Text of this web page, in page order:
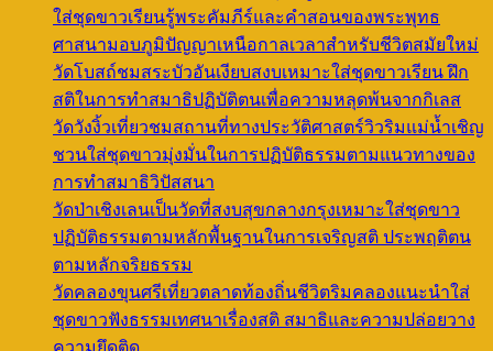
ใส่ชุดขาวเรียนรู้พระคัมภีร์และคำสอนของพระพุทธ
ศาสนามอบภูมิปัญญาเหนือกาลเวลาสำหรับชีวิตสมัยใหม่
วัดโบสถ์ชมสระบัวอันเงียบสงบเหมาะใส่ชุดขาวเรียน ฝึก
สติในการทำสมาธิปฏิบัติตนเพื่อความหลุดพ้นจากกิเลส
วัดวังงิ้วเที่ยวชมสถานที่ทางประวัติศาสตร์วิวริมแม่น้ำเชิญ
ชวนใส่ชุดขาวมุ่งมั่นในการปฏิบัติธรรมตามแนวทางของ
การทำสมาธิวิปัสสนา
วัดป่าเชิงเลนเป็นวัดที่สงบสุขกลางกรุงเหมาะใส่ชุดขาว
ปฏิบัติธรรมตามหลักพื้นฐานในการเจริญสติ ประพฤติตน
ตามหลักจริยธรรม
วัดคลองขุนศรีเที่ยวตลาดท้องถิ่นชีวิตริมคลองแนะนำใส่
ชุดขาวฟังธรรมเทศนาเรื่องสติ สมาธิและความปล่อยวาง
ความยึดติด